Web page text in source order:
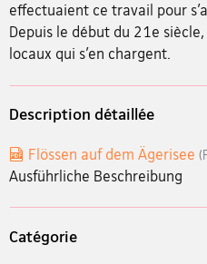
effectuaient ce travail pour
Depuis le début du 21e
locaux qui s’en chargent.
Description détaillée
Flössen auf dem Ägerisee
Ausführliche Beschreibung
Catégorie